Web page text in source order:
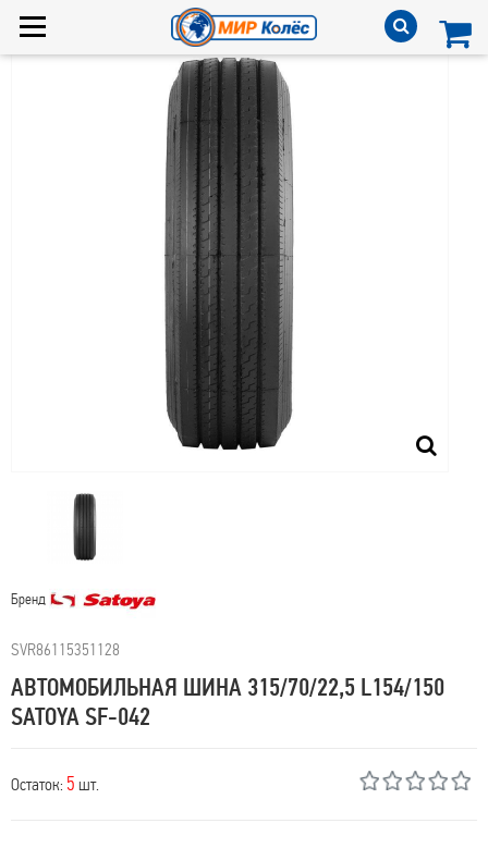
Бренд
SVR86115351128
АВТОМОБИЛЬНАЯ ШИНА 315/70/22,5 L154/150
SATOYA SF-042
Остаток: 5 шт.